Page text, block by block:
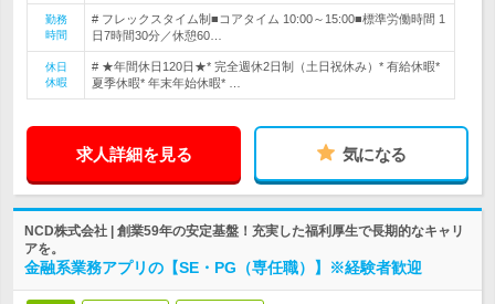
勤務
時間
# フレックスタイム制■コアタイム 10:00～15:00■標準労働時間 1
日7時間30分／休憩60…
休日
休暇
# ★年間休日120日★* 完全週休2日制（土日祝休み）* 有給休暇*
夏季休暇* 年末年始休暇* …
求人詳細を見る 気になる
NCD株式会社 | 創業59年の安定基盤！充実した福利厚生で長期的なキャリ
アを。
金融系業務アプリの【SE・PG（専任職）】※経験者歓迎